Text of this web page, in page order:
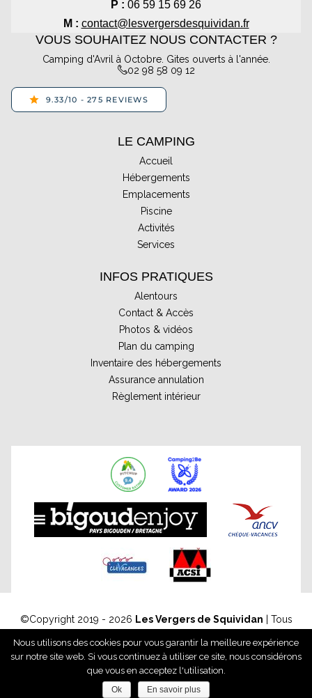
P : 06 59 15 69 26
M : contact@lesvergersdesquividan.fr
VOUS SOUHAITEZ NOUS CONTACTER ?
Camping d'Avril à Octobre. Gites ouverts à l'année.
02 98 58 09 12
LE CAMPING
Accueil
Hébergements
Emplacements
Piscine
Activités
Services
INFOS PRATIQUES
Alentours
Contact & Accès
Photos & vidéos
Plan du camping
Inventaire des hébergements
Assurance annulation
Règlement intérieur
©Copyright 2019 - 2026 Les Vergers de Squividan | Tous
Francecom, Agence digitale
Mentions légales
Gestion des données personnelles
Politique de confidentialité
Nous utilisons des cookies pour vous garantir la meilleure expérience
sur notre site web. Si vous continuez à utiliser ce site, nous considérons
que vous en acceptez l'utilisation.
Ok En savoir plus